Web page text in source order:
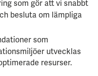
som gör att vi snabbt
besluta om lämpliga
som
utvecklas
resurser.